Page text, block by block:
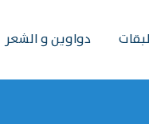
دواوين و الشعر